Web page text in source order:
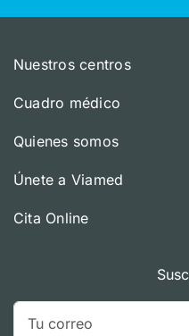
Nuestros centros
Cuadro médico
Quienes somos
Únete a Viamed
Cita Online